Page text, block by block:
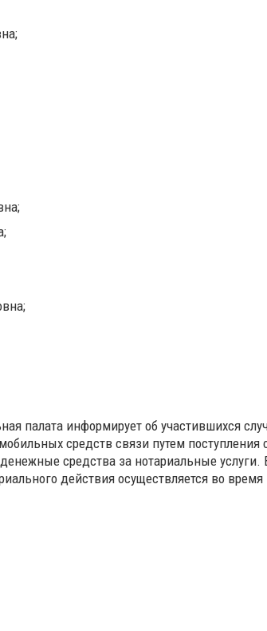
палата информирует об участившихся
средств связи путем поступления
средства за нотариальные
действия осуществляется во время